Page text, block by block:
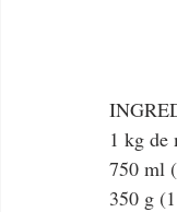
1 kg de
750 ml
350 g